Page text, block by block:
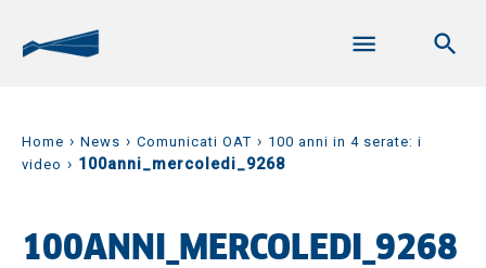
Home › News › Comunicati OAT › 100 anni in 4 serate: i
video › 100anni_mercoledi_9268
100ANNI_MERCOLEDI_9268